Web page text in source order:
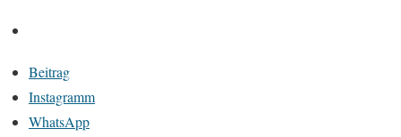
Beitrag
Instagramm
WhatsApp